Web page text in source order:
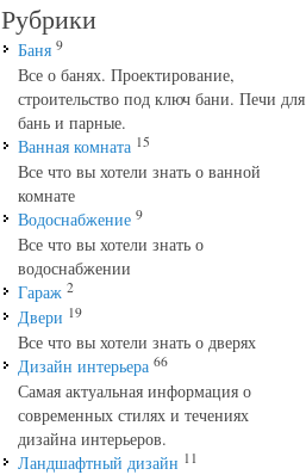
Рубрики
Баня 9
Все о банях. Проектирование,
строительство под ключ бани. Печи для
бань и парные.
Ванная комната 15
Все что вы хотели знать о ванной
комнате
Водоснабжение 9
Все что вы хотели знать о
водоснабжении
Гараж 2
Двери 19
Все что вы хотели знать о дверях
Дизайн интерьера 66
Самая актуальная информация о
современных стилях и течениях
дизайна интерьеров.
Ландшафтный дизайн 11